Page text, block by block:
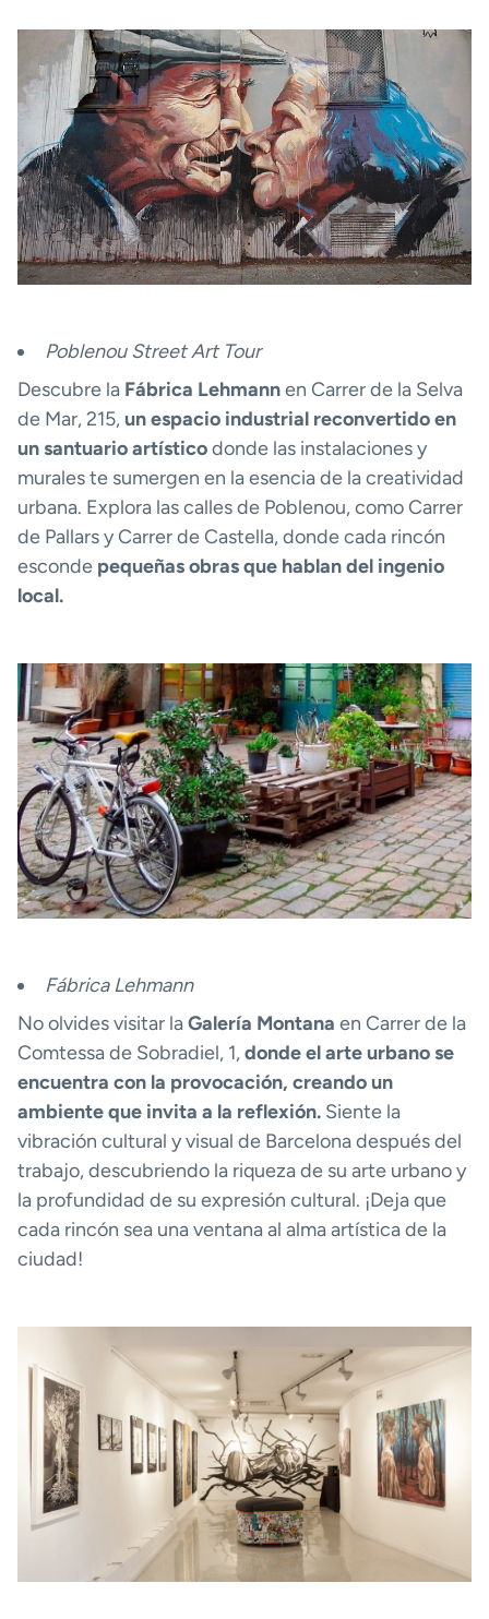
Poblenou Street Art Tour
Descubre la Fábrica Lehmannen Carrer de la Selva
de Mar, 215,un espacio industrial reconvertido en
un santuario artísticodonde las instalaciones y
murales te sumergen en la esencia de la creatividad
urbana. Explora las calles de Poblenou, como Carrer
de Pallars y Carrer de Castella, donde cada rincón
esconde pequeñas obras que hablan del ingenio
local.
Fábrica Lehmann
No olvides visitar laGalería Montana en Carrer de la
Comtessa de Sobradiel, 1,donde el arte urbano se
encuentra con la provocación, creando un
ambiente que invita a la reflexión. Siente la
vibración cultural y visual de Barcelona después del
trabajo, descubriendo la riqueza de su arte urbano y
la profundidad de su expresión cultural. ¡Deja que
cada rincón sea una ventana al alma artística de la
ciudad!